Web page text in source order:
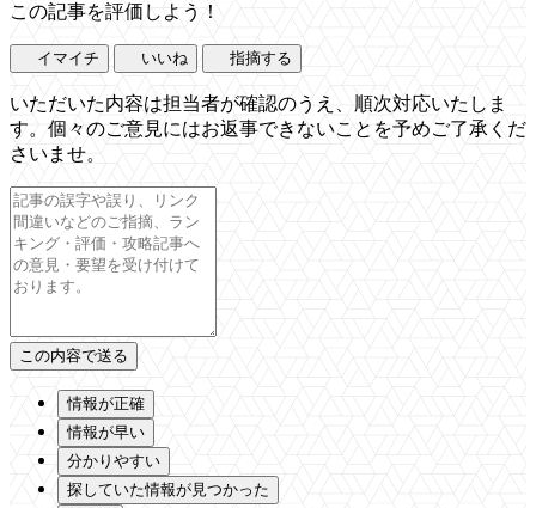
この記事を評価しよう！
イマイチ いいね 指摘する
いただいた内容は担当者が確認のうえ、順次対応いたしま
す。個々のご意見にはお返事できないことを予めご了承くだ
さいませ。
情報が正確
情報が早い
分かりやすい
探していた情報が見つかった